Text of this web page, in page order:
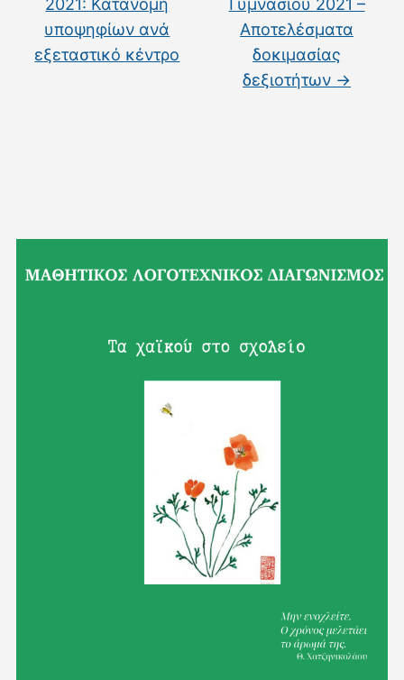
2021: Κατανομή
υποψηφίων ανά
εξεταστικό κέντρο
Γυμνασίου 2021 –
Αποτελέσματα
δοκιμασίας
δεξιοτήτων →